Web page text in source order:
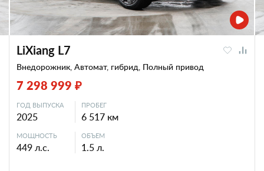
LiXiang L7
Внедорожник, Автомат, гибрид, Полный привод
7 298 999 ₽
ГОД ВЫПУСКА
2025
ПРОБЕГ
6 517 км
МОЩНОСТЬ
449 л.с.
ОБЪЕМ
1.5 л.